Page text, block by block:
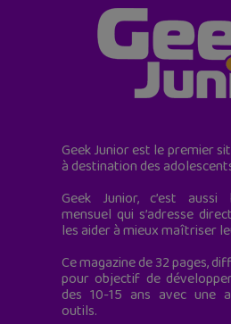
Geek Junior est le premier
à destination des
Geek Junior, c’est
mensuel qui s’adresse
les aider à mieux maîtriser
Ce magazine de 32 pages,
pour objectif de
des 10-15 ans avec une
outils.